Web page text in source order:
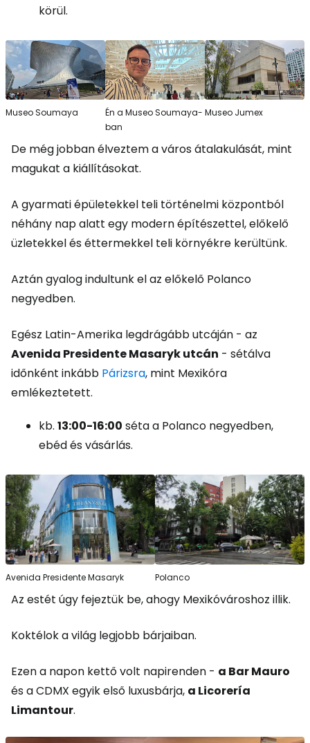
körül.
Museo Soumaya
Én a Museo Soumaya-
ban
Museo Jumex
De még jobban élveztem a város átalakulását, mint
magukat a kiállításokat.
A gyarmati épületekkel teli történelmi központból
néhány nap alatt egy modern építészettel, előkelő
üzletekkel és éttermekkel teli környékre kerültünk.
Aztán gyalog indultunk el az előkelő Polanco
negyedben.
Egész Latin-Amerika legdrágább utcáján - az
Avenida Presidente Masaryk utcán - sétálva
időnként inkább Párizsra, mint Mexikóra
emlékeztetett.
kb. 13:00-16:00 séta a Polanco negyedben,
ebéd és vásárlás.
Avenida Presidente Masaryk Polanco
Az estét úgy fejeztük be, ahogy Mexikóvároshoz illik.
Koktélok a világ legjobb bárjaiban.
Ezen a napon kettő volt napirenden - a Bar Mauro
és a CDMX egyik első luxusbárja, a Licorería
Limantour.